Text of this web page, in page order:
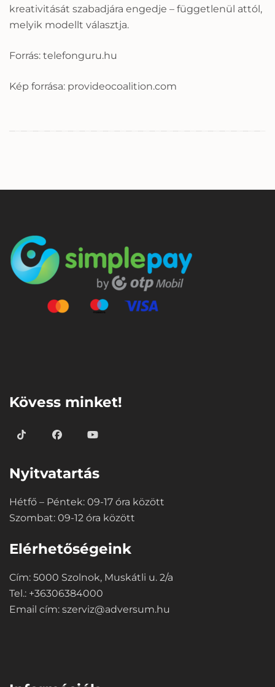
kreativitását szabadjára engedje – függetlenül attól,
melyik modellt választja.
Forrás: telefonguru.hu
Kép forrása: provideocoalition.com
Kövess minket!
Nyitvatartás
Hétfő – Péntek: 09-17 óra között
Szombat: 09-12 óra között
Elérhetőségeink
Cím: 5000 Szolnok, Muskátli u. 2/a
Tel.: +36306384000
Email cím: szerviz@adversum.hu